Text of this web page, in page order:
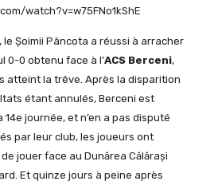
watch?v=w75FNo1kShE
Șoimii Pâncota a réussi à arracher
0-0 obtenu face à l’ACS Berceni,
atteint la trêve. Après la disparition
étant annulés, Berceni est
journée, et n’en a pas disputé
par leur club, les joueurs ont
jouer face au Dunărea Călărași
Et quinze jours à peine après